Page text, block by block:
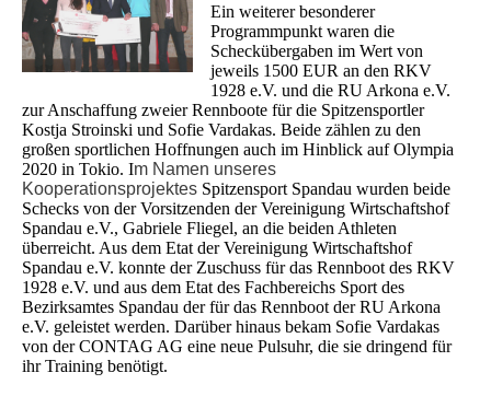
Ein weiterer besonderer
Programmpunkt waren die
Scheckübergaben im Wert von
jeweils 1500 EUR an den RKV
1928 e.V. und die RU Arkona e.V.
zur Anschaffung zweier Rennboote für die Spitzensportler
Kostja Stroinski und Sofie Vardakas. Beide zählen zu den
großen sportlichen Hoffnungen auch im Hinblick auf Olympia
2020 in Tokio. Im Namen unseres
Kooperationsprojektes Spitzensport Spandau wurden beide
Schecks von der Vorsitzenden der Vereinigung Wirtschaftshof
Spandau e.V., Gabriele Fliegel, an die beiden Athleten
überreicht. Aus dem Etat der Vereinigung Wirtschaftshof
Spandau e.V. konnte der Zuschuss für das Rennboot des RKV
1928 e.V. und aus dem Etat des Fachbereichs Sport des
Bezirksamtes Spandau der für das Rennboot der RU Arkona
e.V. geleistet werden. Darüber hinaus bekam Sofie Vardakas
von der CONTAG AG eine neue Pulsuhr, die sie dringend für
ihr Training benötigt.